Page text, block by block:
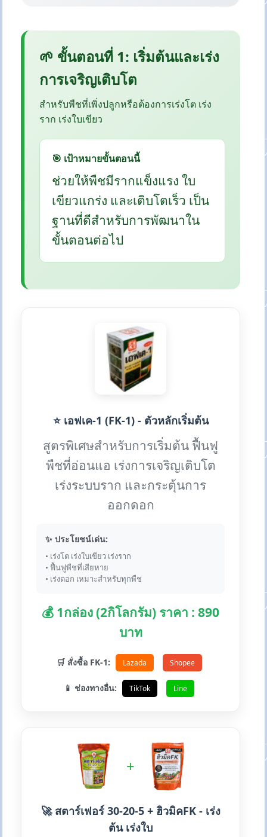
🌱 ขั้นตอนที่ 1: เริ่มต้นและเร่ง
การเจริญเติบโต
สำหรับพืชที่เพิ่งปลูกหรือต้องการเร่งโต เร่ง
ราก เร่งใบเขียว
🎯 เป้าหมายขั้นตอนนี้
ช่วยให้พืชมีรากแข็งแรง ใบ
เขียวแกร่ง และเติบโตเร็ว เป็น
ฐานที่ดีสำหรับการพัฒนาใน
ขั้นตอนต่อไป
⭐ เอฟเค-1 (FK-1) - ตัวหลักเริ่มต้น
สูตรพิเศษสำหรับการเริ่มต้น ฟื้นฟู
พืชที่อ่อนแอ เร่งการเจริญเติบโต
เร่งระบบราก และกระตุ้นการ
ออกดอก
✨ ประโยชน์เด่น:
• เร่งโต เร่งใบเขียว เร่งราก
• ฟื้นฟูพืชที่เสียหาย
• เร่งดอก เหมาะสำหรับทุกพืช
💰 1กล่อง (2กิโลกรัม) ราคา : 890
บาท
🛒 สั่งซื้อ FK-1: Lazada Shopee
📱 ช่องทางอื่น: TikTok Line
+
🚀 สตาร์เฟอร์ 30-20-5 + ฮิวมิคFK - เร่ง
ต้น เร่งใบ